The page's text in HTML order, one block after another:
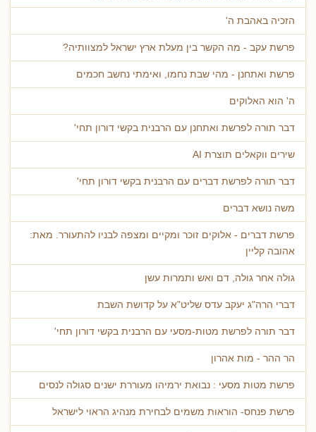
הזכיה באהבת ה'
פרשת עקב - מה הקשר בין מעלת ארץ ישראל למצוותיה?
פרשת ואתחנן - מהי שבת נחמו, ואימתי נחשב חכמים
ה' הוא האלוקים
דבר תורה לפרשת ואתחנן עם הרבנית בקשי דורון תחי'
שירים ווקאלים תוצרת AI
דבר תורה לפרשת דברים עם הרבנית בקשי דורון תחי'
משה נושא דברים
פרשת דברים - אלוקים זוכר ומקיים ומצפה לבניו להתעורר. מאת:
אהובה קליין
גולה אחר גולה, דם ואש ותמרות עשן
דברי הרה"ג יעקב עדס שליט"א על קדושת השבת
דבר תורה לפרשת מטות-מסעי עם הרבנית בקשי דורון תחי'
הר ההר - מות אהרון
פרשת מטות מסעי : נבואת ירמיהו מעוררת ישנים סגולה לנסים
פרשת פנחס- הוראות משמים לבחירת מנהיג הראוי לישראל